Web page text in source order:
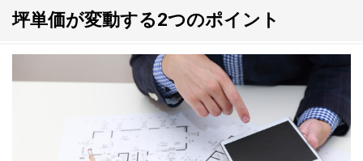
坪単価が変動する2つのポイント